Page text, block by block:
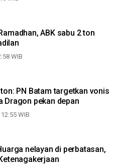
ABK sabu 2 ton
WIB
PN Batam targetkan vonis
Dragon pekan depan
WIB
nelayan di perbatasan,